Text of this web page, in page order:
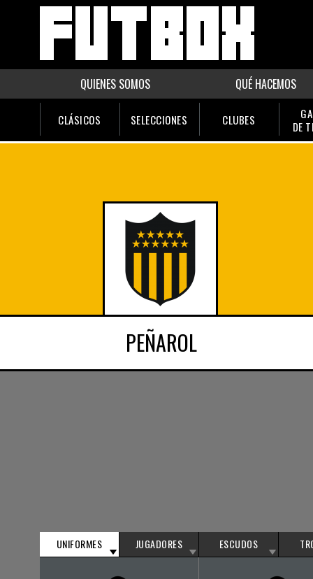
QUIENES SOMOS QUÉ HACEMOS
CLÁSICOS SELECCIONES CLUBES
DE
PEÑAROL
UNIFORMES JUGADORES ESCUDOS